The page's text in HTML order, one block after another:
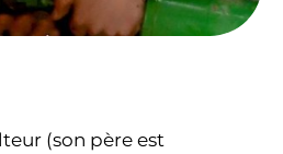
(son père est